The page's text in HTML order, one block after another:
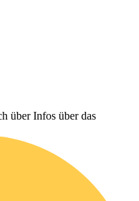
über Infos über das